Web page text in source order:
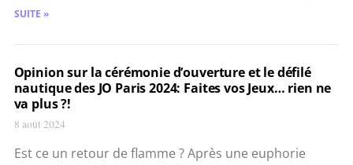
SUITE »
Opinion sur la cérémonie d’ouverture et le défilé
nautique des JO Paris 2024: Faites vos Jeux… rien ne
va plus ?!
8 août 2024
Est ce un retour de flamme ? Après une euphorie